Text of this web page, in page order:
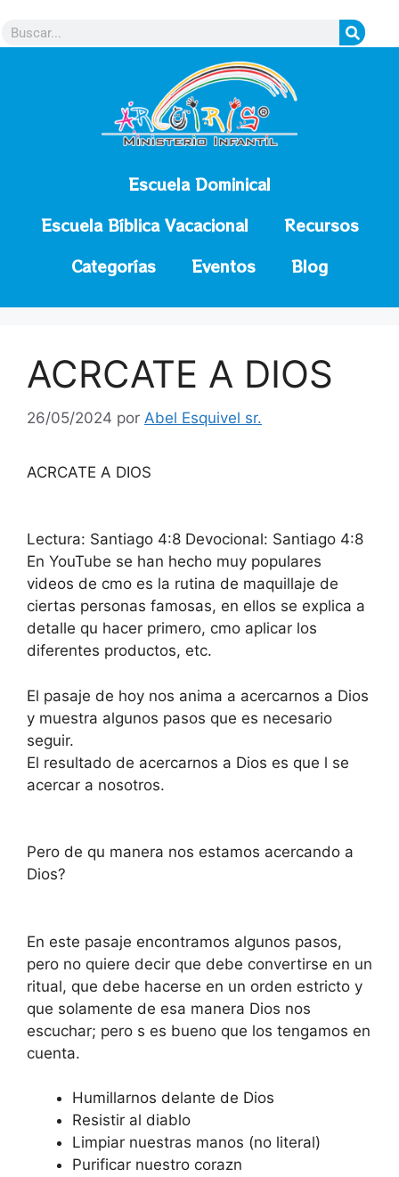
Escuela Dominical
Escuela Bíblica Vacacional
Recursos
Categorías
Eventos Blog
ACRCATE A DIOS
26/05/2024 por Abel Esquivel sr.
ACRCATE A DIOS
Lectura: Santiago 4:8 Devocional: Santiago 4:8
En YouTube se han hecho muy populares
videos de cmo es la rutina de maquillaje de
ciertas personas famosas, en ellos se explica a
detalle qu hacer primero, cmo aplicar los
diferentes productos, etc.
El pasaje de hoy nos anima a acercarnos a Dios
y muestra algunos pasos que es necesario
seguir.
El resultado de acercarnos a Dios es que l se
acercar a nosotros.
Pero de qu manera nos estamos acercando a
Dios?
En este pasaje encontramos algunos pasos,
pero no quiere decir que debe convertirse en un
ritual, que debe hacerse en un orden estricto y
que solamente de esa manera Dios nos
escuchar; pero s es bueno que los tengamos en
cuenta.
Humillarnos delante de Dios
Resistir al diablo
Limpiar nuestras manos (no literal)
Purificar nuestro corazn